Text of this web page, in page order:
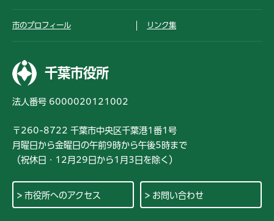
市のプロフィール リンク集
千葉市役所
法人番号 6000020121002
〒260-8722 千葉市中央区千葉港1番1号
月曜日から金曜日の午前9時から午後5時まで
（祝休日・12月29日から1月3日を除く）
市役所へのアクセス お問い合わせ